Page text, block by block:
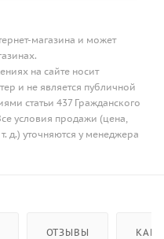
магазина и может
на сайте носит
и не является публичной
статьи 437 Гражданского
условия продажи (цена,
д.) уточняются у менеджера
ОТЗЫВЫ КАК